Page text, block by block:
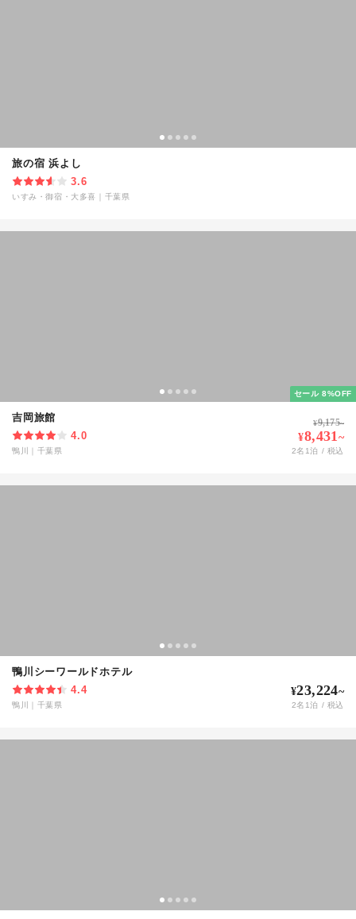
旅の宿 浜よし
3.6
いすみ・御宿・大多喜 千葉県
セール 8%OFF
吉岡旅館
4.0
鴨川 千葉県
¥9,175~
¥8,431~
2名 1泊 / 税込
鴨川シーワールドホテル
4.4
鴨川 千葉県
¥23,224~
2名 1泊 / 税込